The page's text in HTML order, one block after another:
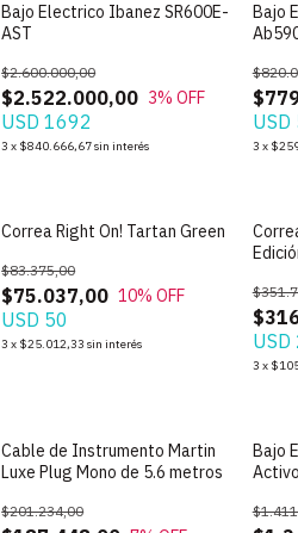
Bajo Electrico Ibanez SR600E-
AST
$2.522.000,00
$2.600.000,00
3% OFF
USD 1692
3 x $840.666,67sin interés
Bajo
USD
3 x
Correa Right On! Tartan Green
$75.037,00
$83.375,00
10% OFF
USD 50
3 x $25.012,33 sin interés USD
3 x
Cable de Instrumento Martin
Luxe Plug Mono de 5.6 metros
$201.234,00
Bajo